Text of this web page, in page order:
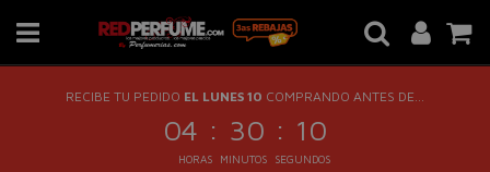
RECIBE TU PEDIDO EL LUNES 10 COMPRANDO ANTES DE...
04 : 30 : 10
HORAS MINUTOS SEGUNDOS